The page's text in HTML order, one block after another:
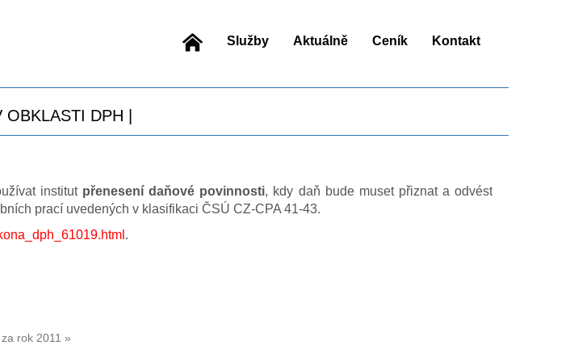
ÚvodSlužby Aktuálně Ceník Kontakt
DPH |
institut přenesení daňové povinnosti, kdy daň bude muset přiznat a odvést
prací uvedených v klasifikaci ČSÚ CZ-CPA 41-43.
.
rok 2011 »